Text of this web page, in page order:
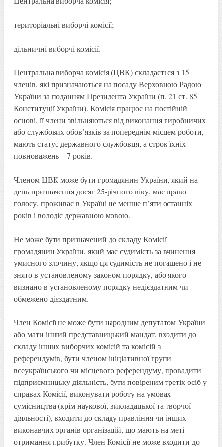
територіальні виборчі комісії;
дільничні виборчі комісії.
Центральна виборча комісія (ЦВК) складається з 15
членів, які призначаються на посаду Верховною Радою
України за поданням Президента України (п. 21 ст. 85
Конституції України). Комісія працює на постійній
основі, її члени звільняються від виконання виробничих
або службових обов’язків за попереднім місцем роботи,
мають статус державного службовця, а строк їхніх
повноважень – 7 років.
Членом ЦВК може бути громадянин України, який на
день призначення досяг 25-річного віку, має право
голосу, проживає в Україні не менше п’яти останніх
років і володіє державною мовою.
Не може бути призначений до складу Комісії
громадянин України, який має судимість за вчинення
умисного злочину, якщо ця судимість не погашено і не
знято в установленому законом порядку, або якого
визнано в установленому порядку недієздатним чи
обмежено дієздатним.
Член Комісії не може бути народним депутатом України
або мати інший представницький мандат, входити до
складу інших виборчих комісій та комісій з
референдумів, бути членом ініціативної групи
всеукраїнського чи місцевого референдуму, провадити
підприємницьку діяльність, бути повіреним третіх осіб у
справах Комісії, виконувати роботу на умовах
сумісництва (крім наукової, викладацької та творчої
діяльності), входити до складу правління чи інших
виконавчих органів організацій, що мають на меті
отримання прибутку. Член Комісії не може входити до